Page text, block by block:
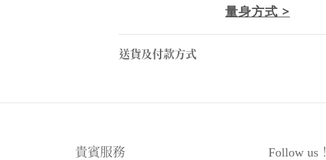
量身方式 >
送貨及付款方式
貴賓服務 Follow us！